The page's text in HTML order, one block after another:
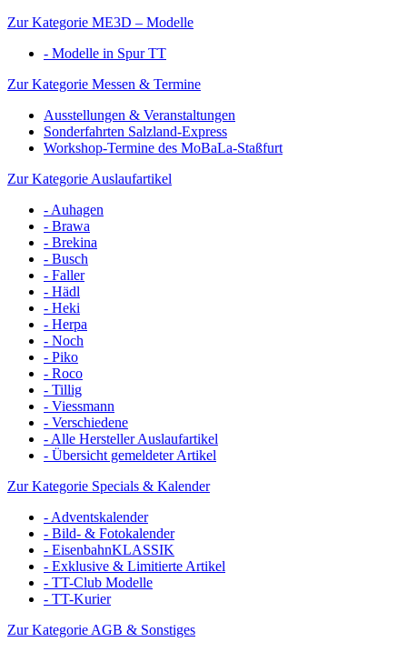
Zur Kategorie ME3D – Modelle
- Modelle in Spur TT
Zur Kategorie Messen & Termine
Ausstellungen & Veranstaltungen
Sonderfahrten Salzland-Express
Workshop-Termine des MoBaLa-Staßfurt
Zur Kategorie Auslaufartikel
- Auhagen
- Brawa
- Brekina
- Busch
- Faller
- Hädl
- Heki
- Herpa
- Noch
- Piko
- Roco
- Tillig
- Viessmann
- Verschiedene
- Alle Hersteller Auslaufartikel
- Übersicht gemeldeter Artikel
Zur Kategorie Specials & Kalender
- Adventskalender
- Bild- & Fotokalender
- EisenbahnKLASSIK
- Exklusive & Limitierte Artikel
- TT-Club Modelle
- TT-Kurier
Zur Kategorie AGB & Sonstiges